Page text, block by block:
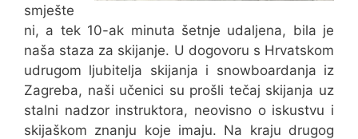
smješte
ni, a tek 10-ak minuta šetnje udaljena, bila je
naša staza za skijanje. U dogovoru s Hrvatskom
udrugom ljubitelja skijanja i snowboardanja iz
Zagreba, naši učenici su prošli tečaj skijanja uz
stalni nadzor instruktora, neovisno o iskustvu i
skijaškom znanju koje imaju. Na kraju drugog